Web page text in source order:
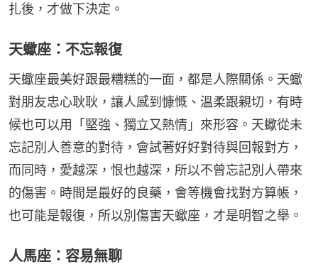
扎後，才做下決定。
天蠍座：不忘報復
天蠍座最美好跟最糟糕的一面，都是人際關係。天蠍
對朋友忠心耿耿，讓人感到慷慨、溫柔跟親切，有時
候也可以用「堅強、獨立又熱情」來形容。天蠍從未
忘記別人善意的對待，會試著好好對待與回報對方，
而同時，愛越深，恨也越深，所以不曾忘記別人帶來
的傷害。時間是最好的良藥，會等機會找對方算帳，
也可能是報復，所以別傷害天蠍座，才是明智之舉。
人馬座：容易無聊